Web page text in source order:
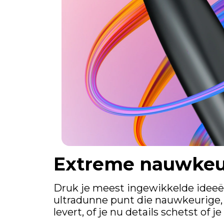
Extreme
Druk je meest ingewikkelde
ultradunne punt die
levert, of je nu details schetst of